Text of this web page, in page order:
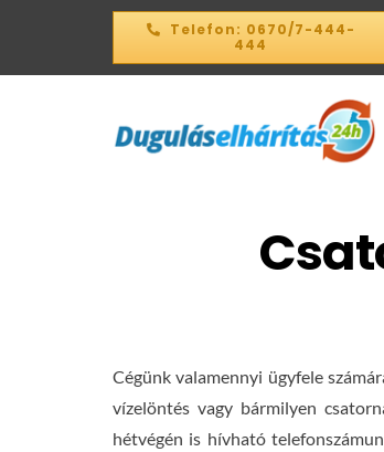
Telefon: 0670/7-444-
444
Cégünk valamennyi ügyfele
vízelöntés vagy bármilyen
hétvégén is hívható